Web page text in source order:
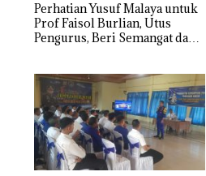
Perhatian Yusuf Malaya untuk
Prof Faisol Burlian, Utus
Pengurus, Beri Semangat dan